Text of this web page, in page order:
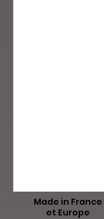
Made in France
et Europe